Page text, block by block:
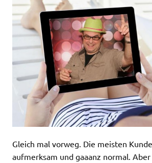
Gleich mal vorweg. Die meisten
aufmerksam und gaaanz normal.